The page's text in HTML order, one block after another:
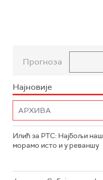
Прогноза
Најновије
Илић за РТС: Најбољи
морамо исто и у реваншу